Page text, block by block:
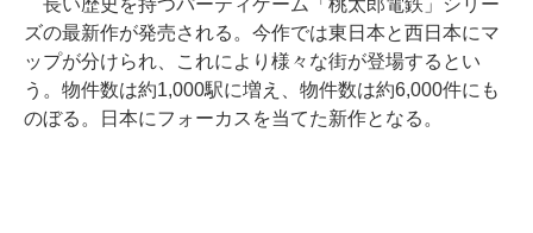
ズの最新作が発売される。今作では東日本と西日本にマ
ップが分けられ、これにより様々な街が登場するとい
う。物件数は約1,000駅に増え、物件数は約6,000件にも
のぼる。日本にフォーカスを当てた新作となる。